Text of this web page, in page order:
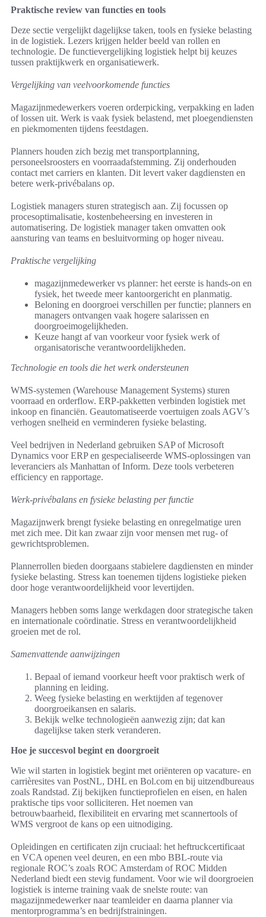
Praktische review van functies en tools
Deze sectie vergelijkt dagelijkse taken, tools en fysieke belasting
in de logistiek. Lezers krijgen helder beeld van rollen en
technologie. De functievergelijking logistiek helpt bij keuzes
tussen praktijkwerk en organisatiewerk.
Vergelijking van veelvoorkomende functies
Magazijnmedewerkers voeren orderpicking, verpakking en laden
of lossen uit. Werk is vaak fysiek belastend, met ploegendiensten
en piekmomenten tijdens feestdagen.
Planners houden zich bezig met transportplanning,
personeelsroosters en voorraadafstemming. Zij onderhouden
contact met carriers en klanten. Dit levert vaker dagdiensten en
betere werk‑privébalans op.
Logistiek managers sturen strategisch aan. Zij focussen op
procesoptimalisatie, kostenbeheersing en investeren in
automatisering. De logistiek manager taken omvatten ook
aansturing van teams en besluitvorming op hoger niveau.
Praktische vergelijking
magazijnmedewerker vs planner: het eerste is hands‑on en
fysiek, het tweede meer kantoorgericht en planmatig.
Beloning en doorgroei verschillen per functie; planners en
managers ontvangen vaak hogere salarissen en
doorgroeimogelijkheden.
Keuze hangt af van voorkeur voor fysiek werk of
organisatorische verantwoordelijkheden.
Technologie en tools die het werk ondersteunen
WMS-systemen (Warehouse Management Systems) sturen
voorraad en orderflow. ERP-pakketten verbinden logistiek met
inkoop en financiën. Geautomatiseerde voertuigen zoals AGV’s
verhogen snelheid en verminderen fysieke belasting.
Veel bedrijven in Nederland gebruiken SAP of Microsoft
Dynamics voor ERP en gespecialiseerde WMS-oplossingen van
leveranciers als Manhattan of Inform. Deze tools verbeteren
efficiency en rapportage.
Werk-privébalans en fysieke belasting per functie
Magazijnwerk brengt fysieke belasting en onregelmatige uren
met zich mee. Dit kan zwaar zijn voor mensen met rug- of
gewrichtsproblemen.
Plannerrollen bieden doorgaans stabielere dagdiensten en minder
fysieke belasting. Stress kan toenemen tijdens logistieke pieken
door hoge verantwoordelijkheid voor levertijden.
Managers hebben soms lange werkdagen door strategische taken
en internationale coördinatie. Stress en verantwoordelijkheid
groeien met de rol.
Samenvattende aanwijzingen
Bepaal of iemand voorkeur heeft voor praktisch werk of
planning en leiding.
Weeg fysieke belasting en werktijden af tegenover
doorgroeikansen en salaris.
Bekijk welke technologieën aanwezig zijn; dat kan
dagelijkse taken sterk veranderen.
Hoe je succesvol begint en doorgroeit
Wie wil starten in logistiek begint met oriënteren op vacature- en
carrièresites van PostNL, DHL en Bol.com en bij uitzendbureaus
zoals Randstad. Zij bekijken functieprofielen en eisen, en halen
praktische tips voor solliciteren. Het noemen van
betrouwbaarheid, flexibiliteit en ervaring met scannertools of
WMS vergroot de kans op een uitnodiging.
Opleidingen en certificaten zijn cruciaal: het heftruckcertificaat
en VCA openen veel deuren, en een mbo BBL-route via
regionale ROC’s zoals ROC Amsterdam of ROC Midden
Nederland biedt een stevig fundament. Voor wie wil doorgroeien
logistiek is interne training vaak de snelste route: van
magazijnmedewerker naar teamleider en daarna planner via
mentorprogramma’s en bedrijfstrainingen.